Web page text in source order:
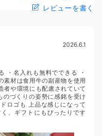
レビューを書く
2026.6.1
・名入れも無料でできる ・
素材は食用牛の副産物を使用
者や環境にも配慮されていて
づくりの姿勢に感銘を受け
ロゴも 上品な感じになって
、ギフトにもぴったりです